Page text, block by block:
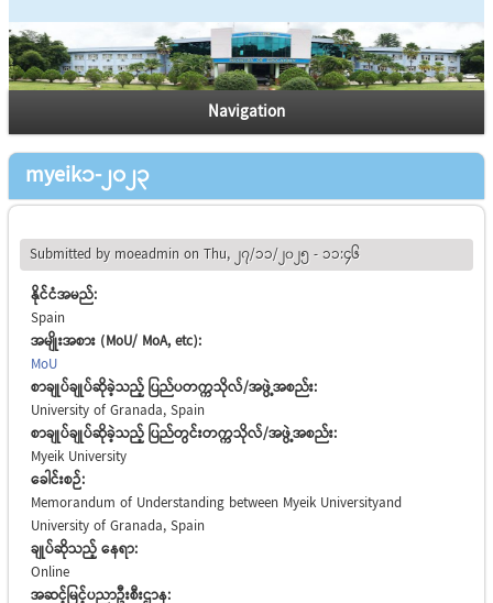
Navigation
myeik1-2023
Submitted bymoeadminon Thu, 27/11/2025 - 11:46
နိုင်ငံအမည်:
Spain
အမျိုးအစား (MoU/ MoA, etc):
MoU
စာချုပ်ချုပ်ဆိုခဲ့သည့် ပြည်ပတက္ကသိုလ်/အဖွဲ့အစည်း:
University of Granada, Spain
စာချုပ်ချုပ်ဆိုခဲ့သည့် ပြည်တွင်းတက္ကသိုလ်/အဖွဲ့အစည်း:
Myeik University
ခေါင်းစဉ်:
Memorandum of Understanding between Myeik Universityand
University of Granada, Spain
ချုပ်ဆိုသည့် နေရာ:
Online
အဆင့်မြင့်ပညာဦးစီးဌာန: